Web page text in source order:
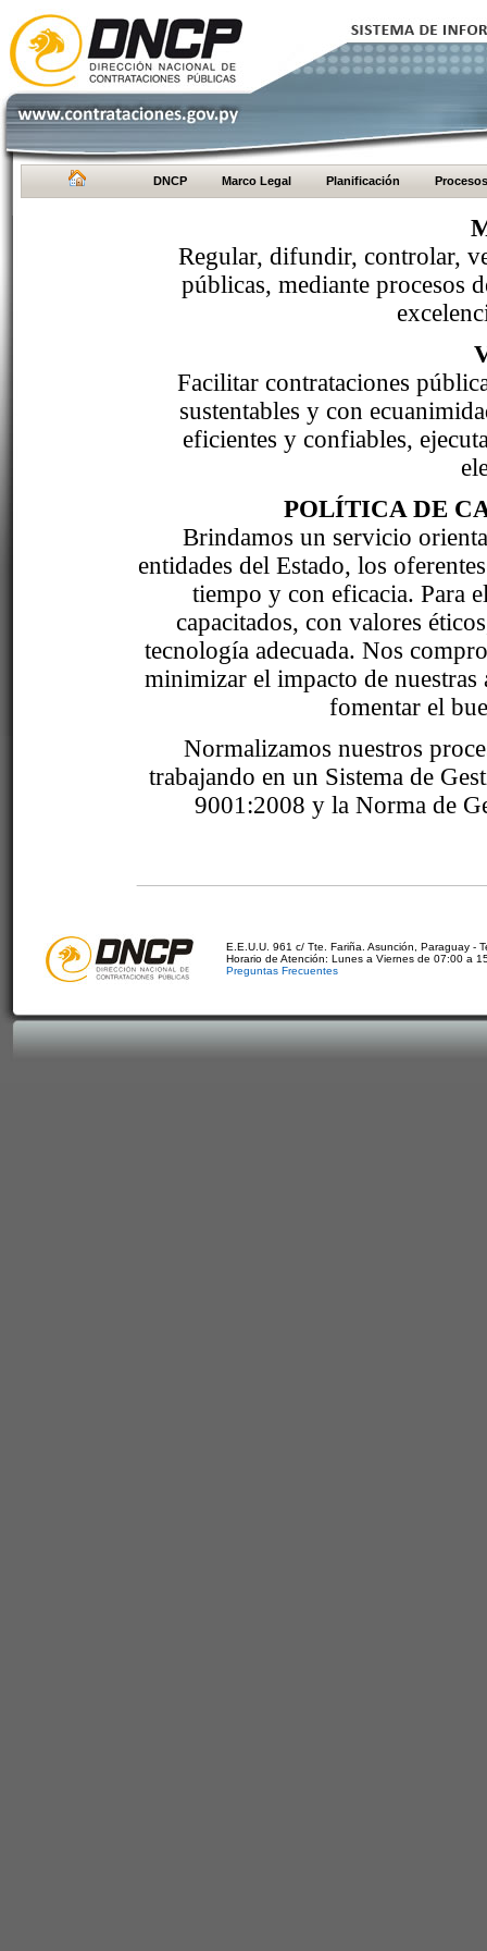
DNCP Marco Legal Planificación Procesos
Regular, difundir, controlar,
públicas, mediante procesos
Facilitar contrataciones
sustentables y con
eficientes y confiables,
POLÍTICA DE
Brindamos un servicio
entidades del Estado, los
tiempo y con eficacia. Para
capacitados, con valores
tecnología adecuada. Nos
minimizar el impacto de
fomentar el
Normalizamos nuestros
trabajando en un Sistema de
9001:2008 y la Norma de
E.E.U.U. 961 c/ Tte. Fariña. Asunción, Paraguay -
Horario de Atención: Lunes a Viernes de 07:00 a
Preguntas Frecuentes